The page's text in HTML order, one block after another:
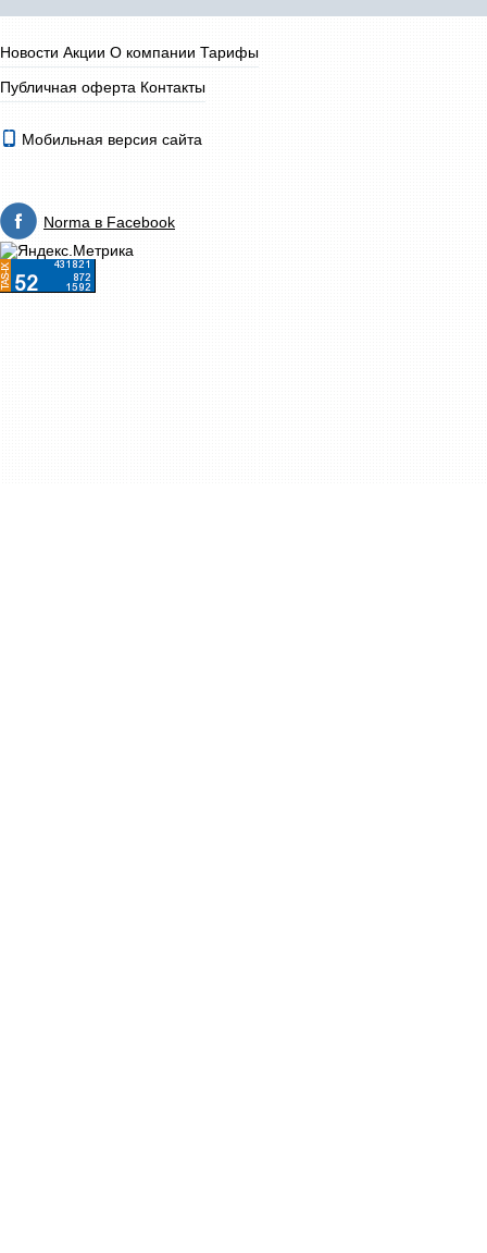
Новости Акции О компании Тарифы
Публичная оферта Контакты
Мобильная версия сайта
Norma в Facebook